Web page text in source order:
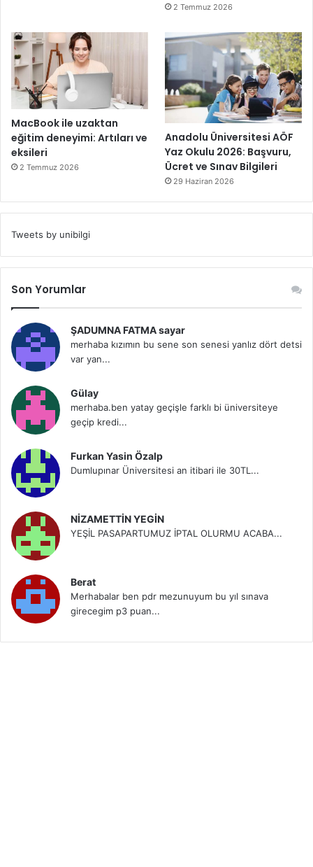
2 Temmuz 2026
MacBook ile uzaktan
eğitim deneyimi: Artıları ve
eksileri
2 Temmuz 2026
Anadolu Üniversitesi AÖF
Yaz Okulu 2026: Başvuru,
Ücret ve Sınav Bilgileri
29 Haziran 2026
Tweets by unibilgi
Son Yorumlar
ŞADUMNA FATMA sayar
merhaba kızımın bu sene son senesi yanlız dört detsi
var yan...
Gülay
merhaba.ben yatay geçişle farklı bi üniversiteye
geçip kredi...
Furkan Yasin Özalp
Dumlupınar Üniversitesi an itibari ile 30TL...
NİZAMETTİN YEGİN
YEŞİL PASAPARTUMUZ İPTAL OLURMU ACABA...
Berat
Merhabalar ben pdr mezunuyum bu yıl sınava
girecegim p3 puan...